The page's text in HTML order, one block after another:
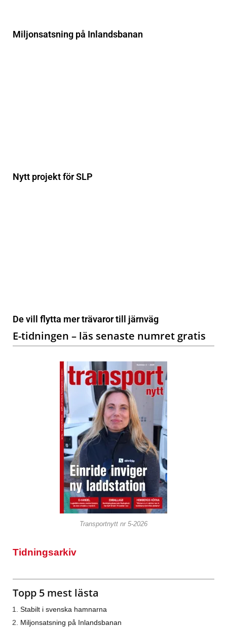
Miljonsatsning på Inlandsbanan
Nytt projekt för SLP
De vill flytta mer trävaror till järnväg
E-tidningen – läs senaste numret gratis
Transportnytt nr 5-2026
Tidningsarkiv
Topp 5 mest lästa
Stabilt i svenska hamnarna
Miljonsatsning på Inlandsbanan